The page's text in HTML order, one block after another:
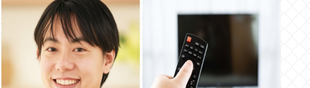
かったワイが悪いのか？